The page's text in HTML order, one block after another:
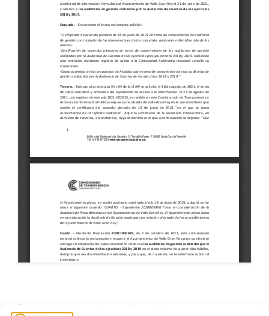
acuerdo plenario Audiencia de Cuentas